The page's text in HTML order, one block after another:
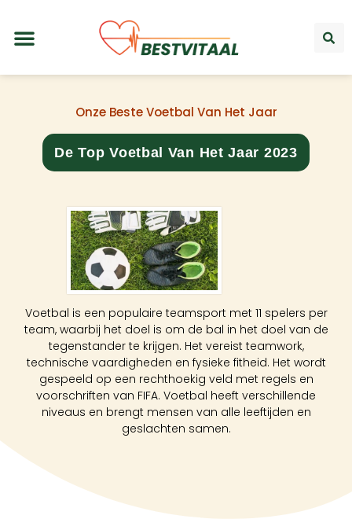
Onze Beste Voetbal Van Het Jaar
De Top Voetbal Van Het Jaar 2023
Voetbal is een populaire teamsport met 11 spelers per
team, waarbij het doel is om de bal in het doel van de
tegenstander te krijgen. Het vereist teamwork,
technische vaardigheden en fysieke fitheid. Het wordt
gespeeld op een rechthoekig veld met regels en
voorschriften van FIFA. Voetbal heeft verschillende
niveaus en brengt mensen van alle leeftijden en
geslachten samen.